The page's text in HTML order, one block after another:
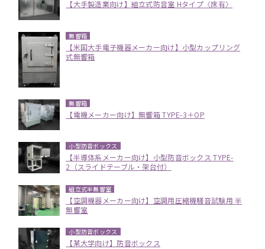
【大手製造業向け】組立式防音室 Hタイプ〈床有〉
無響箱
【米国大手電子機器メーカー向け】小型カップリング
式無響箱
無響箱
【電機メーカー向け】無響箱 TYPE-3＋OP
小型防音ボックス
【半導体系メーカー向け】小型防音ボックス TYPE-
2（スライドテーブル・架台付）
組立式半無響室
【空調機器メーカー向け】空調用圧縮機騒音試験用 半
無響室
小型防音ボックス
【某大学向け】防音ボックス